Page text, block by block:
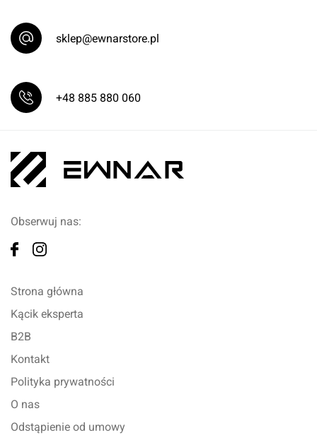
sklep@ewnarstore.pl
+48 885 880 060
Obserwuj nas:
Strona główna
Kącik eksperta
B2B
Kontakt
Polityka prywatności
O nas
Odstąpienie od umowy